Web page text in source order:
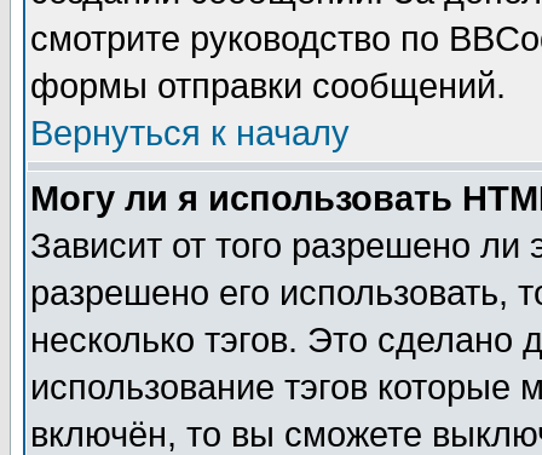
смотрите руководство по
формы отправки сообщений.
Вернуться к началу
Могу ли я использовать
Зависит от того разрешено
разрешено его использовать,
несколько тэгов. Это сделано
использование тэгов
включён, то вы сможете